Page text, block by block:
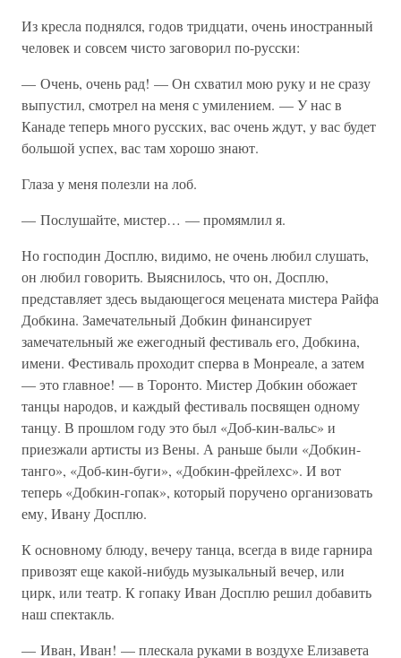
Из кресла поднялся, годов тридцати, очень иностранный
человек и совсем чисто заговорил по-русски:
— Очень, очень рад! — Он схватил мою руку и не сразу
выпустил, смотрел на меня с умилением. — У нас в
Канаде теперь много русских, вас очень ждут, у вас будет
большой успех, вас там хорошо знают.
Глаза у меня полезли на лоб.
— Послушайте, мистер… — промямлил я.
Но господин Досплю, видимо, не очень любил слушать,
он любил говорить. Выяснилось, что он, Досплю,
представляет здесь выдающегося мецената мистера Райфа
Добкина. Замечательный Добкин финансирует
замечательный же ежегодный фестиваль его, Добкина,
имени. Фестиваль проходит сперва в Монреале, а затем
— это главное! — в Торонто. Мистер Добкин обожает
танцы народов, и каждый фестиваль посвящен одному
танцу. В прошлом году это был «Доб-кин-вальс» и
приезжали артисты из Вены. А раньше были «Добкин-
танго», «Доб-кин-буги», «Добкин-фрейлехс». И вот
теперь «Добкин-гопак», который поручено организовать
ему, Ивану Досплю.
К основному блюду, вечеру танца, всегда в виде гарнира
привозят еще какой-нибудь музыкальный вечер, или
цирк, или театр. К гопаку Иван Досплю решил добавить
наш спектакль.
— Иван, Иван! — плескала руками в воздухе Елизавета